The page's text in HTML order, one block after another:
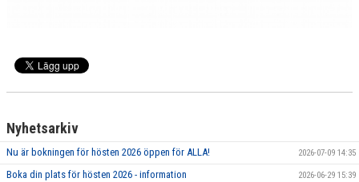
Nyhetsarkiv
Nu är bokningen för hösten 2026 öppen för ALLA! 2026-07-09 14:35
Boka din plats för hösten 2026 - information 2026-06-29 15:39